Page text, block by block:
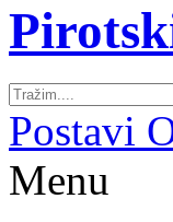
Postavi
Menu